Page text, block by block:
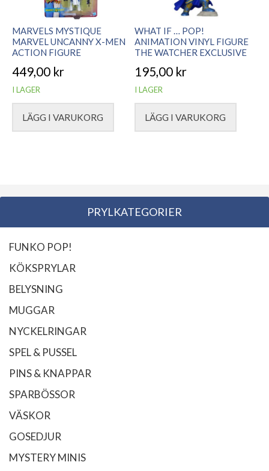
MARVELS MYSTIQUE
MARVEL UNCANNY X-MEN
ACTION FIGURE
449,00 kr
I LAGER
LÄGG I VARUKORG
WHAT IF … POP!
ANIMATION VINYL FIGURE
THE WATCHER EXCLUSIVE
195,00 kr
I LAGER
LÄGG I VARUKORG
PRYLKATEGORIER
FUNKO POP!
KÖKSPRYLAR
BELYSNING
MUGGAR
NYCKELRINGAR
SPEL & PUSSEL
PINS & KNAPPAR
SPARBÖSSOR
VÄSKOR
GOSEDJUR
MYSTERY MINIS